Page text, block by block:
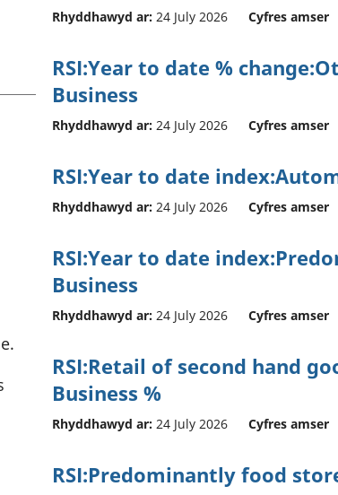
Rhyddhawyd ar: 24 July 2026 Cyfres amser
RSI:Year to date %
Business
Rhyddhawyd ar: 24 July 2026 Cyfres amser
RSI:Year to date
Rhyddhawyd ar: 24 July 2026 Cyfres amser
RSI:Year to date
Business
Rhyddhawyd ar: 24 July 2026 Cyfres amser
RSI:Retail of second hand
Business %
Rhyddhawyd ar: 24 July 2026 Cyfres amser
RSI:Predominantly food